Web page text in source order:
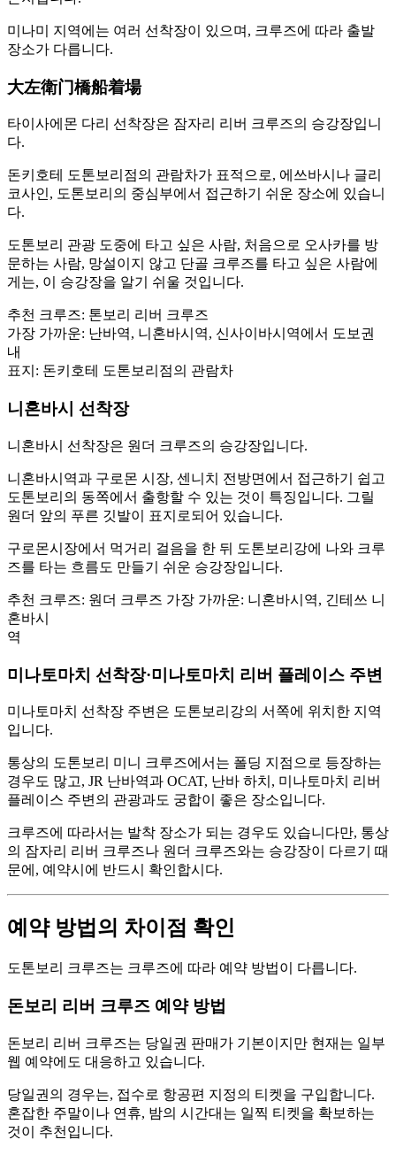
미나미 지역에는 여러 선착장이 있으며, 크루즈에 따라 출발
장소가 다릅니다.
大左衛门橋船着場
타이사에몬 다리 선착장은 잠자리 리버 크루즈의 승강장입니
다.
돈키호테 도톤보리점의 관람차가 표적으로, 에쓰바시나 글리
코사인, 도톤보리의 중심부에서 접근하기 쉬운 장소에 있습니
다.
도톤보리 관광 도중에 타고 싶은 사람, 처음으로 오사카를 방
문하는 사람, 망설이지 않고 단골 크루즈를 타고 싶은 사람에
게는, 이 승강장을 알기 쉬울 것입니다.
추천 크루즈: 톤보리 리버 크루즈
가장 가까운: 난바역, 니혼바시역, 신사이바시역에서 도보권
내
표지: 돈키호테 도톤보리점의 관람차
니혼바시 선착장
니혼바시 선착장은 원더 크루즈의 승강장입니다.
니혼바시역과 구로몬 시장, 센니치 전방면에서 접근하기 쉽고
도톤보리의 동쪽에서 출항할 수 있는 것이 특징입니다. 그릴
원더 앞의 푸른 깃발이 표지로되어 있습니다.
구로몬시장에서 먹거리 걸음을 한 뒤 도톤보리강에 나와 크루
즈를 타는 흐름도 만들기 쉬운 승강장입니다.
추천 크루즈: 원더 크루즈 가장 가까운: 니혼바시역, 긴테쓰 니
혼바시
역
미나토마치 선착장·미나토마치 리버 플레이스 주변
미나토마치 선착장 주변은 도톤보리강의 서쪽에 위치한 지역
입니다.
통상의 도톤보리 미니 크루즈에서는 폴딩 지점으로 등장하는
경우도 많고, JR 난바역과 OCAT, 난바 하치, 미나토마치 리버
플레이스 주변의 관광과도 궁합이 좋은 장소입니다.
크루즈에 따라서는 발착 장소가 되는 경우도 있습니다만, 통상
의 잠자리 리버 크루즈나 원더 크루즈와는 승강장이 다르기 때
문에, 예약시에 반드시 확인합시다.
예약 방법의 차이점 확인
도톤보리 크루즈는 크루즈에 따라 예약 방법이 다릅니다.
돈보리 리버 크루즈 예약 방법
돈보리 리버 크루즈는 당일권 판매가 기본이지만 현재는 일부
웹 예약에도 대응하고 있습니다.
당일권의 경우는, 접수로 항공편 지정의 티켓을 구입합니다.
혼잡한 주말이나 연휴, 밤의 시간대는 일찍 티켓을 확보하는
것이 추천입니다.